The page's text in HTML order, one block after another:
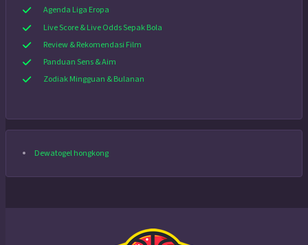
Agenda Liga Eropa
Live Score & Live Odds Sepak Bola
Review & Rekomendasi Film
Panduan Sens & Aim
Zodiak Mingguan & Bulanan
Dewatogel hongkong